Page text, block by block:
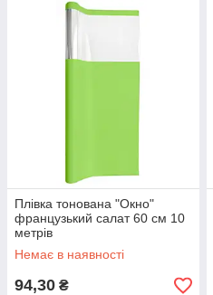
Плівка тонована "Окно"
французький салат 60 см 10
метрів
Немає в наявності
94,30 ₴